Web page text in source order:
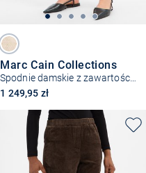
Marc Cain Collections
Spodnie damskie z zawartością lnu - Wasco
1 249,95 zł